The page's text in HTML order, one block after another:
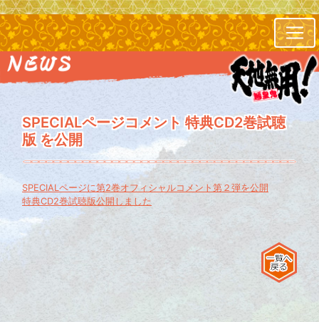
SPECIALページコメント 特典CD2巻試聴
版 を公開
SPECIALページに第2巻オフィシャルコメント第２弾を公開
特典CD2巻試聴版公開しました